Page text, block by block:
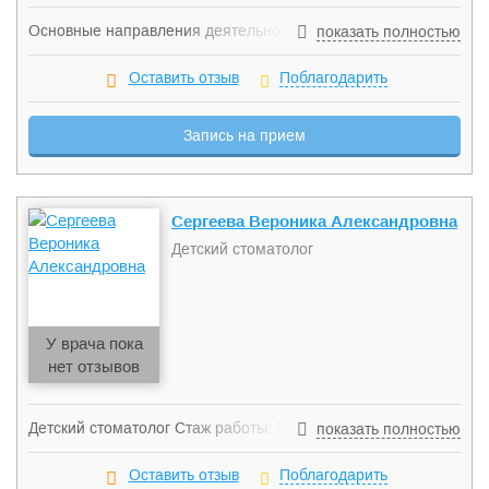
Основные направления деятельности: - Проведение
профессиональной гигиены полости рта во временном,
сменном и постоянном прикусе - Герметизация фиссур
кариеса - Лечение пульпита, периодонтита временных и
постоянных зубов у детей - Удаление временных зубов -
Оказание первой помощи и ведение пациентов с травмами
показать полностью
Оставить отзыв Поблагодарить
Запись на прием
У врача пока
нет отзывов
Сергеева Вероника Александровна
Детский стоматолог
Детский стоматолог Стаж работы: 5 лет Вероника
Александровна сочетает в работе высокий
профессионализм и художественный подход к
показать полностью
Оставить отзыв Поблагодарить